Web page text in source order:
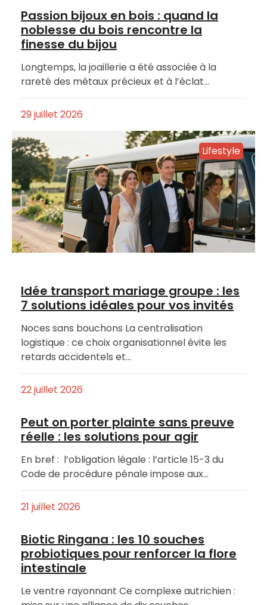
Passion bijoux en bois : quand la
noblesse du bois rencontre la
finesse du bijou
Longtemps, la joaillerie a été associée à la
rareté des métaux précieux et à l’éclat…
29 juillet 2026
Lifestyle
Idée transport mariage groupe : les
7 solutions idéales pour vos invités
Noces sans bouchons La centralisation
logistique : ce choix organisationnel évite les
retards accidentels et…
22 juillet 2026
Peut on porter plainte sans preuve
réelle : les solutions pour agir
En bref : l’obligation légale : l’article 15-3 du
Code de procédure pénale impose aux…
21 juillet 2026
Biotic Ringana : les 10 souches
probiotiques pour renforcer la flore
intestinale
Le ventre rayonnant Ce complexe autrichien :